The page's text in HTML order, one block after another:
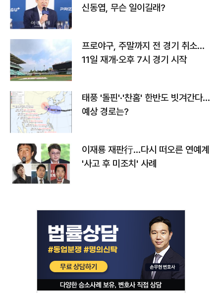
신동엽, 무슨 일이길래?
프로야구, 주말까지 전 경기 취소…
11일 재개·오후 7시 경기 시작
태풍 '돌핀'·'찬홈' 한반도 빗겨간다…
예상 경로는?
이재룡 재판行…다시 떠오른 연예계
'사고 후 미조치' 사례